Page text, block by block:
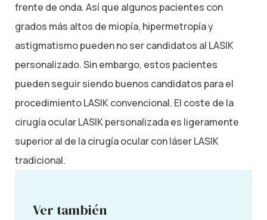
frente de onda. Así que algunos pacientes con
grados más altos de miopía, hipermetropía y
astigmatismo pueden no ser candidatos al LASIK
personalizado. Sin embargo, estos pacientes
pueden seguir siendo buenos candidatos para el
procedimiento LASIK convencional. El coste de la
cirugía ocular LASIK personalizada es ligeramente
superior al de la cirugía ocular con láser LASIK
tradicional.
Ver también